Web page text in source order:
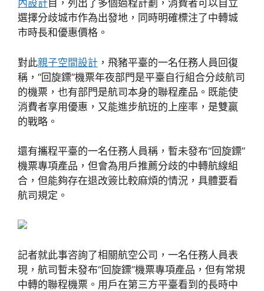
內設計 目，列出了多個過程計劃，消費者可以自立
選擇分歧城市作為出發地，同時明確標注了中轉城
市時長和優惠價格。
對此親子空間設計 ，飛豬平臺的一名任務人員回復
稱，“回旋鏢”機票年夜部門是平臺自行組合分歧航司
的機票，也有部門是航司本身的聯程產品。既能使
消費者享用優惠，又能進步航班的上座率，是雙贏
的戰略。
還有攜程平臺的一名任務人員稱，暫未發布“回旋鏢”
機票專項產品，但會為用戶推薦分歧的中轉航線組
合，但能夠存在退改簽比較麻煩的情況，具體要看
航司規定。
記者就此事咨詢了相關航空公司，一名任務人員表
現，航司暫未發布“回旋鏢”機票專項產品，但有常規
中轉的聯程機票。用戶在第三方平臺看到的長時中